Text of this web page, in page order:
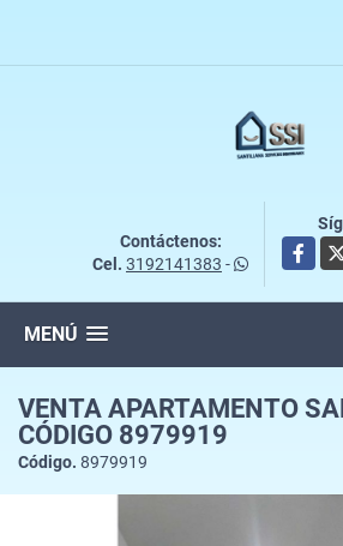
Contáctenos:
Cel. 3192141383 -
X
MENÚ
VENTA APARTAMENTO
CÓDIGO 8979919
Código. 8979919